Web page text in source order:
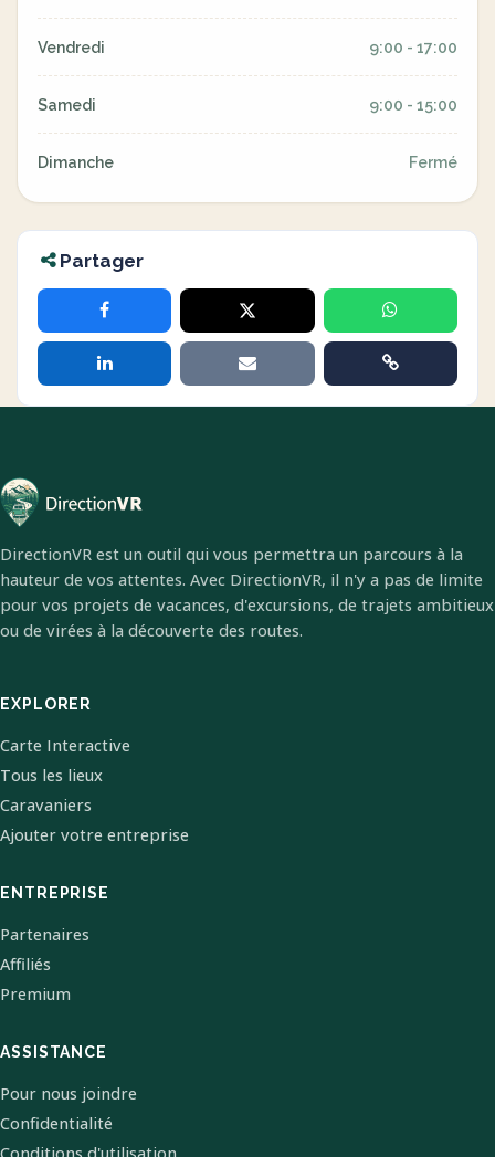
Vendredi 9:00 - 17:00
Samedi 9:00 - 15:00
Dimanche Fermé
Partager
DirectionVR est un outil qui vous permettra un parcours à la
hauteur de vos attentes. Avec DirectionVR, il n'y a pas de limite
pour vos projets de vacances, d'excursions, de trajets ambitieux
ou de virées à la découverte des routes.
EXPLORER
Carte Interactive
Tous les lieux
Caravaniers
Ajouter votre entreprise
ENTREPRISE
Partenaires
Affiliés
Premium
ASSISTANCE
Pour nous joindre
Confidentialité